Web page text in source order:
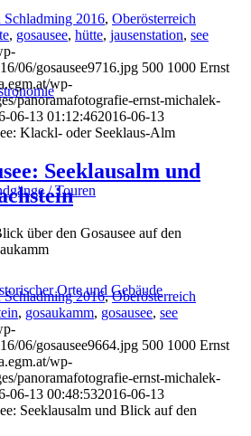
/ Touren
Orte und Gebäude
2016, Oberösterreich
, gosausee, hütte, jausenstation, see
06/gosausee9716.jpg 500 1000 Ernst
wp-
panoramafotografie-ernst-michalek-
06-13 01:12:462016-06-13
Klackl- oder Seeklaus-Alm
Seeklausalm und
über den Gosausee auf den
2016,Oberösterreich
, gosaukamm, gosausee, see
06/gosausee9664.jpg 500 1000 Ernst
wp-
panoramafotografie-ernst-michalek-
06-13 00:48:532016-06-13
Seeklausalm und Blick auf den